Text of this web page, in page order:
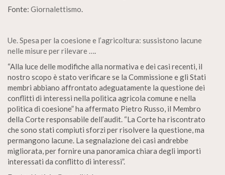
Fonte: Giornalettismo.
Ue. Spesa per la coesione e l’agricoltura: sussistono lacune
nelle misure per rilevare ….
“Alla luce delle modifiche alla normativa e dei casi recenti, il
nostro scopo è stato verificare se la Commissione e gli Stati
membri abbiano affrontato adeguatamente la questione dei
conflitti di interessi nella politica agricola comune e nella
politica di coesione” ha affermato Pietro Russo, il Membro
della Corte responsabile dell’audit. “La Corte ha riscontrato
che sono stati compiuti sforzi per risolvere la questione, ma
permangono lacune. La segnalazione dei casi andrebbe
migliorata, per fornire una panoramica chiara degli importi
interessati da conflitto di interessi”.